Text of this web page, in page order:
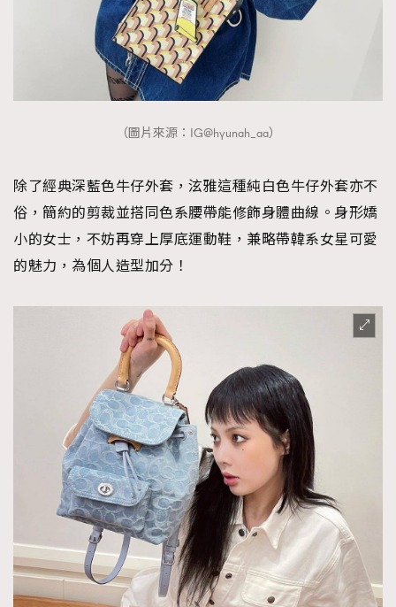
（圖片來源：IG@hyunah_aa）
除了經典深藍色牛仔外套，泫雅這種純白色牛仔外套亦不
俗，簡約的剪裁並搭同色系腰帶能修飾身體曲線。身形嬌
小的女士，不妨再穿上厚底運動鞋，兼略帶韓系女星可愛
的魅力，為個人造型加分！